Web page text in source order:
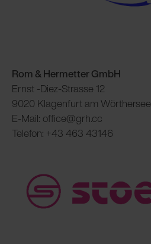
Rom & Hermetter GmbH
Ernst -Diez-Strasse 12
9020 Klagenfurt am Wörthersee
E-Mail: office@grh.cc
Telefon: +43 463 43146